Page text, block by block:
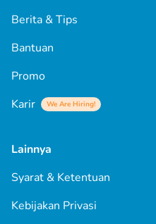
Berita & Tips
Bantuan
Promo
Karir
We Are Hiring!
Lainnya
Syarat & Ketentuan
Kebijakan Privasi